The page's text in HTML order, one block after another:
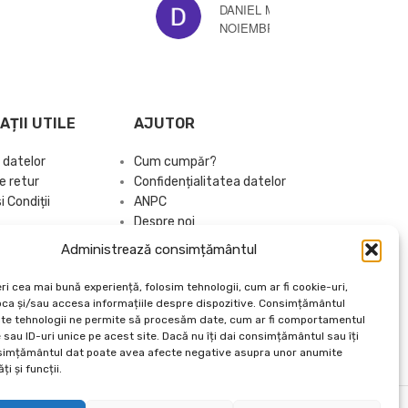
Administrează consimțământul
cea mai bună experiență, folosim tehnologii, cum ar fi cookie-uri,
și/sau accesa informațiile despre dispozitive. Consimțământul
tehnologii ne permite să procesăm date, cum ar fi comportamentul
ID-uri unice pe acest site. Dacă nu îți dai consimțământul sau îți
dat poate avea afecte negative asupra unor anumite
și funcții.
UTILE
datelor
retur
Condiții
AJUTOR
Cum cumpăr?
Confidențialitatea datelor
ANPC
Despre noi
Brand Kit
Articole Utile
Catalog 2026